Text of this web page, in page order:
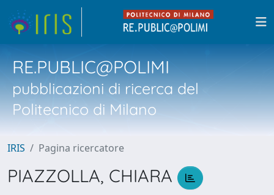
RE.PUBLIC@POLIMI
pubblicazioni di ricerca del
Politecnico di Milano
IRIS Pagina ricercatore
PIAZZOLLA, CHIARA